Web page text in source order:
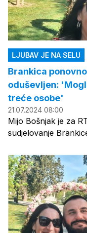
LJUBAV JE NA SELU
Brankica
oduševljen:
treće osobe'
21.07.2024 08:00
Mijo Bošnjak je za
sudjelovanje